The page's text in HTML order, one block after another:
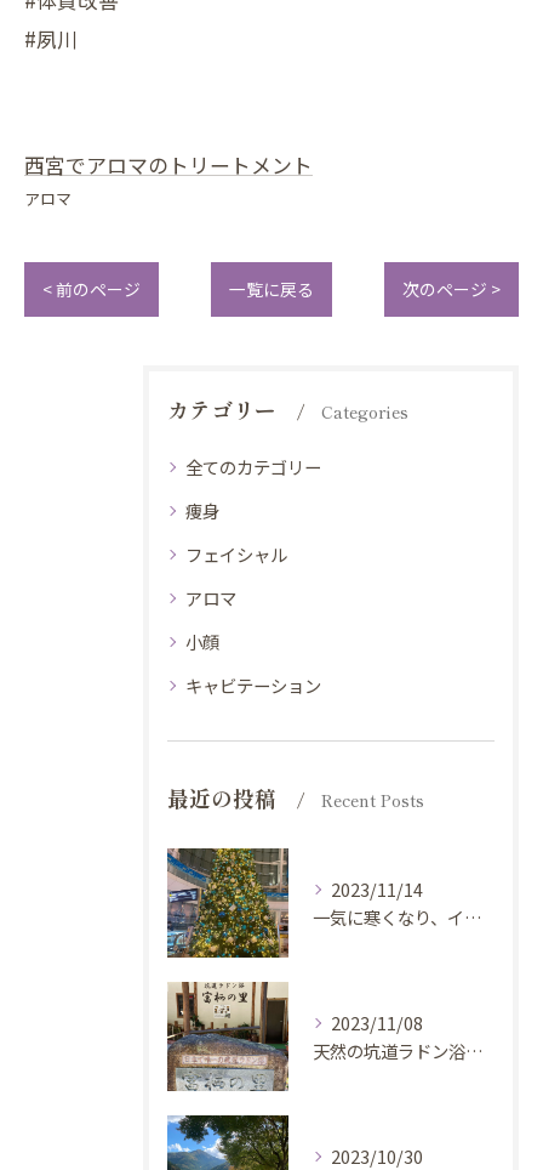
#夙川
西宮でアロマのトリートメント
アロマ
< 前のページ 一覧に戻る 次のページ >
カテゴリー Categories
全てのカテゴリー
痩身
フェイシャル
アロマ
小顔
キャビテーション
最近の投稿 Recent Posts
2023/11/14
一気に寒くなり、イルミネーションが綺麗な時期になりましたね😆
2023/11/08
天然の坑道ラドン浴施設『富栖の里』に行ってきました。
2023/10/30